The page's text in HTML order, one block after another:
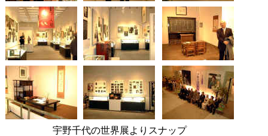
宇野千代の世界展よりスナップ